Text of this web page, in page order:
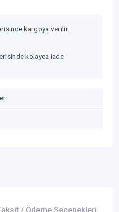
kargoya verilir.
kolayca iade